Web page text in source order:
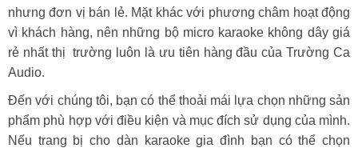
nhưng đơn vị bán lẻ. Mặt khác với phương châm hoạt động
vì khách hàng, nên những bộ micro karaoke không dây giá
rẻ nhất thị trường luôn là ưu tiên hàng đầu của Trường Ca
Audio.
Đến với chúng tôi, bạn có thể thoải mái lựa chọn những sản
phẩm phù hợp với điều kiện và mục đích sử dụng của mình.
Nếu trang bị cho dàn karaoke gia đình bạn có thể chọn